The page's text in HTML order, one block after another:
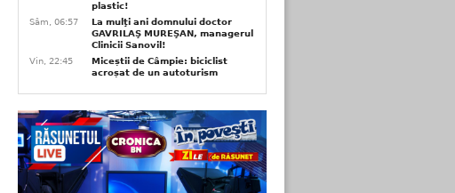
plastic!
Sâm, 06:57
La mulţi ani domnului doctor
GAVRILAŞ MUREŞAN, managerul
Clinicii Sanovil!
Vin, 22:45
Miceștii de Câmpie: biciclist
acroșat de un autoturism